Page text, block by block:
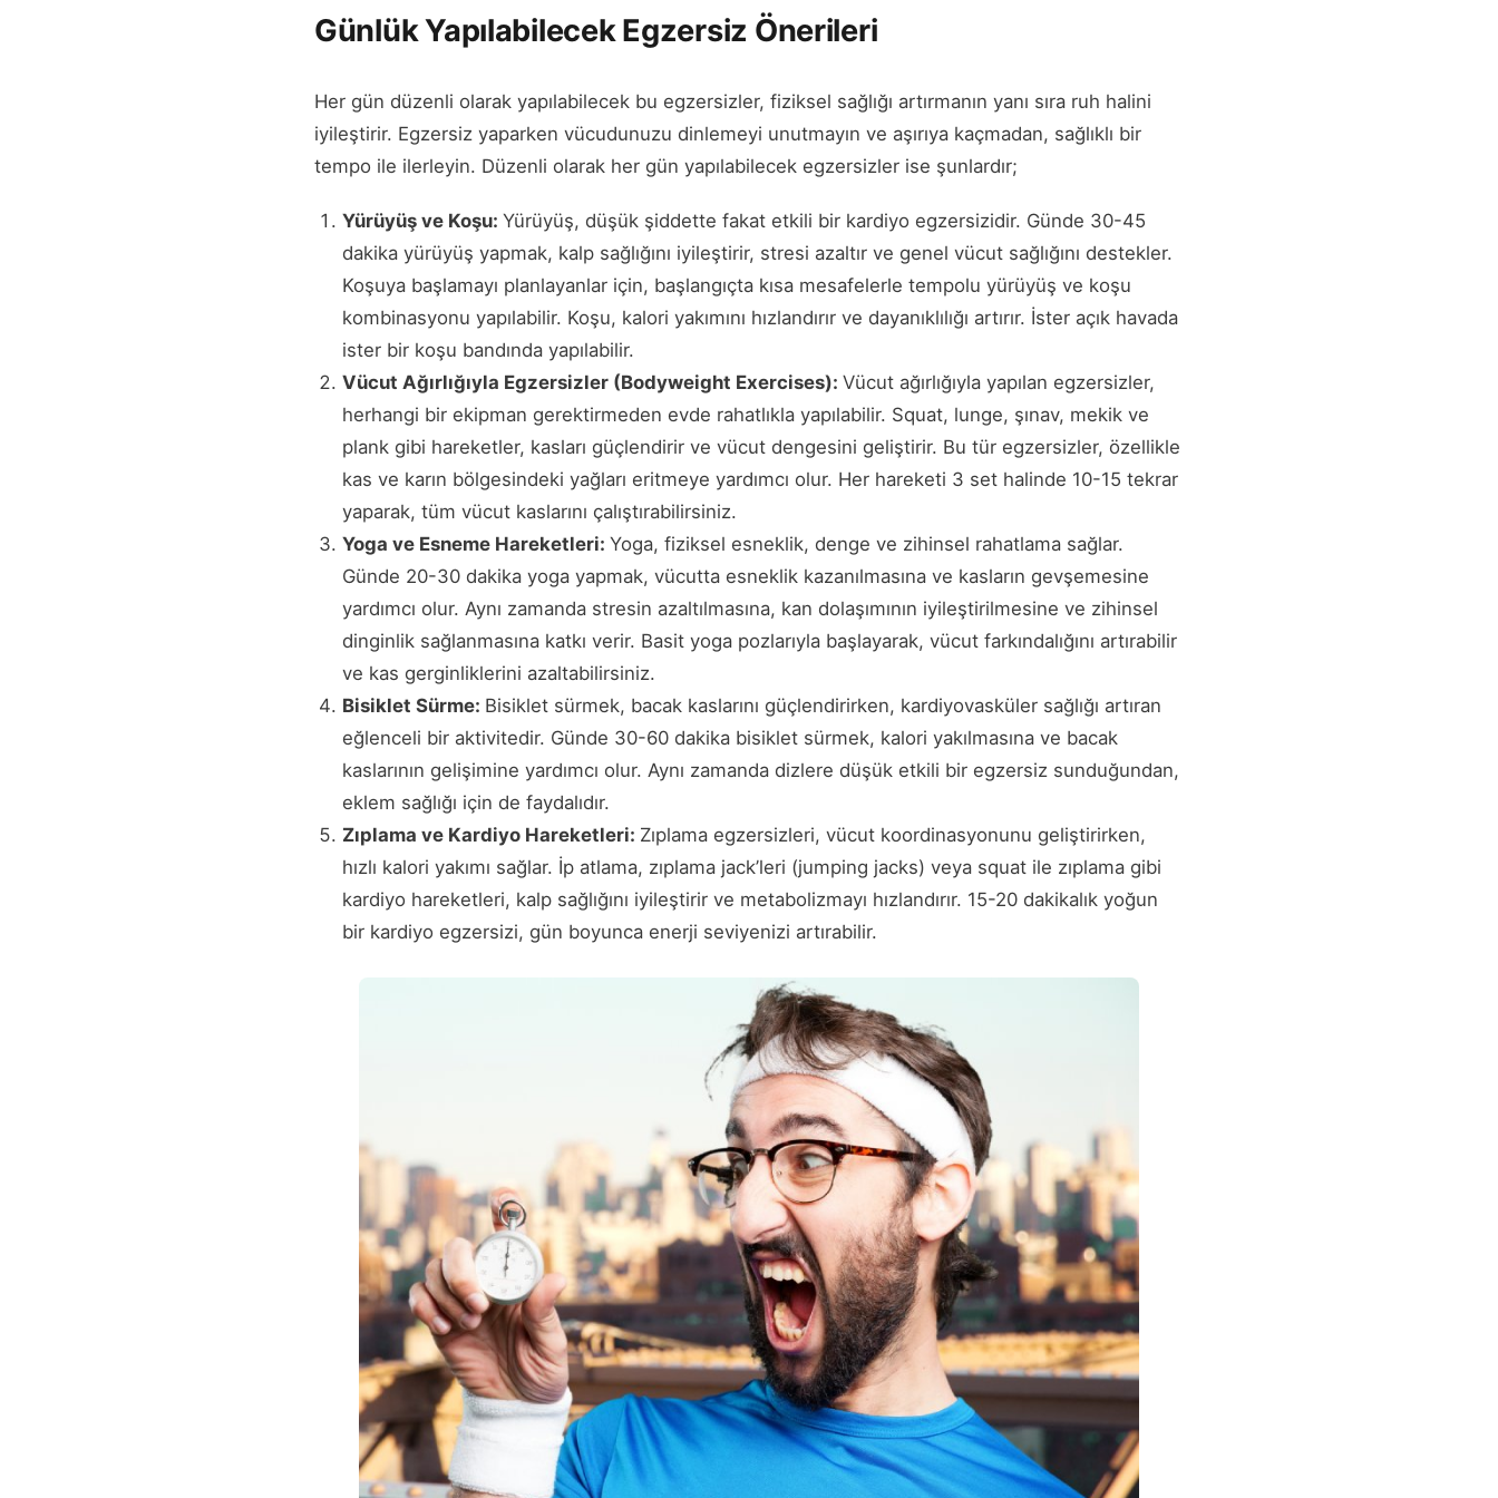
Günlük Yapılabilecek Egzersiz Önerileri
Her gün düzenli olarak yapılabilecek bu egzersizler, fiziksel sağlığı artırmanın yanı sıra ruh halini
iyileştirir. Egzersiz yaparken vücudunuzu dinlemeyi unutmayın ve aşırıya kaçmadan, sağlıklı bir
tempo ile ilerleyin. Düzenli olarak her gün yapılabilecek egzersizler ise şunlardır;
Yürüyüş ve Koşu:Yürüyüş, düşük şiddette fakat etkili bir kardiyo egzersizidir. Günde 30-45
dakika yürüyüş yapmak, kalp sağlığını iyileştirir, stresi azaltır ve genel vücut sağlığını destekler.
Koşuya başlamayı planlayanlar için, başlangıçta kısa mesafelerle tempolu yürüyüş ve koşu
kombinasyonu yapılabilir. Koşu, kalori yakımını hızlandırır ve dayanıklılığı artırır. İster açık havada
ister bir koşu bandında yapılabilir.
Vücut Ağırlığıyla Egzersizler (Bodyweight Exercises):Vücut ağırlığıyla yapılan egzersizler,
herhangi bir ekipman gerektirmeden evde rahatlıkla yapılabilir. Squat, lunge, şınav, mekik ve
plank gibi hareketler, kasları güçlendirir ve vücut dengesini geliştirir. Bu tür egzersizler, özellikle
kas ve karın bölgesindeki yağları eritmeye yardımcı olur. Her hareketi 3 set halinde 10-15 tekrar
yaparak, tüm vücut kaslarını çalıştırabilirsiniz.
Yoga ve Esneme Hareketleri:Yoga, fiziksel esneklik, denge ve zihinsel rahatlama sağlar.
Günde 20-30 dakika yoga yapmak, vücutta esneklik kazanılmasına ve kasların gevşemesine
yardımcı olur. Aynı zamanda stresin azaltılmasına, kan dolaşımının iyileştirilmesine ve zihinsel
dinginlik sağlanmasına katkı verir. Basit yoga pozlarıyla başlayarak, vücut farkındalığını artırabilir
ve kas gerginliklerini azaltabilirsiniz.
Bisiklet Sürme: Bisiklet sürmek, bacak kaslarını güçlendirirken, kardiyovasküler sağlığı artıran
eğlenceli bir aktivitedir. Günde 30-60 dakika bisiklet sürmek, kalori yakılmasına ve bacak
kaslarının gelişimine yardımcı olur. Aynı zamanda dizlere düşük etkili bir egzersiz sunduğundan,
eklem sağlığı için de faydalıdır.
Zıplama ve Kardiyo Hareketleri: Zıplama egzersizleri, vücut koordinasyonunu geliştirirken,
hızlı kalori yakımı sağlar. İp atlama, zıplama jack’leri (jumping jacks) veya squat ile zıplama gibi
kardiyo hareketleri, kalp sağlığını iyileştirir ve metabolizmayı hızlandırır. 15-20 dakikalık yoğun
bir kardiyo egzersizi, gün boyunca enerji seviyenizi artırabilir.